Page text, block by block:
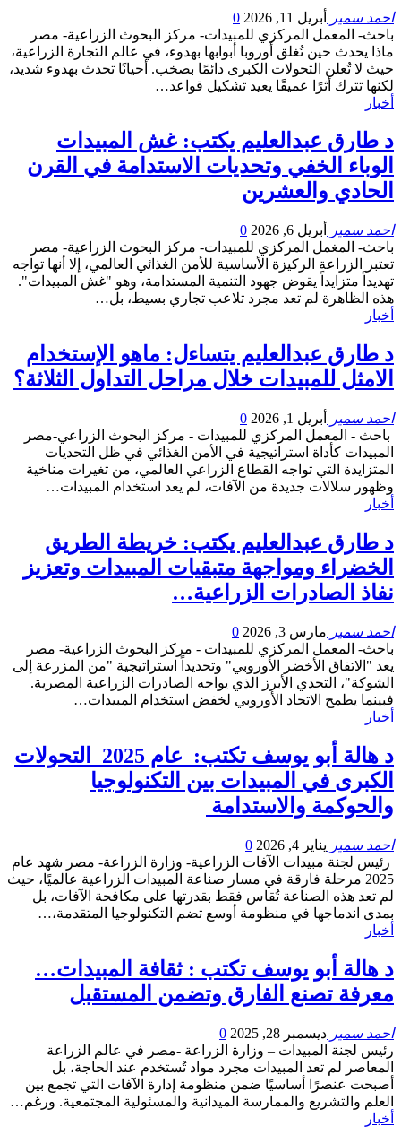
احمد سمير أبريل 11, 2026
0
باحث- المعمل المركزي للمبيدات- مركز البحوث الزراعية- مصر
ماذا يحدث حين تُغلق أوروبا أبوابها بهدوء، في عالم التجارة الزراعية،
حيث لا تُعلن التحولات الكبرى دائمًا بصخب. أحيانًا تحدث بهدوء شديد،
لكنها تترك أثرًا عميقًا يعيد تشكيل قواعد…
أخبار
د طارق عبدالعليم يكتب: غش المبيدات
الوباء الخفي وتحديات الاستدامة في القرن
الحادي والعشرين
احمد سمير أبريل 6, 2026
0
باحث- المغمل المركزي للمبيدات- مركز البحوث الزراعية- مصر
تعتبر الزراعة الركيزة الأساسية للأمن الغذائي العالمي، إلا أنها تواجه
تهديداً متزايداً يقوض جهود التنمية المستدامة، وهو "غش المبيدات".
هذه الظاهرة لم تعد مجرد تلاعب تجاري بسيط، بل…
أخبار
د طارق عبدالعليم يتساءل: ماهو الإستخدام
الامثل للمبيدات خلال مراحل التداول الثلاثة؟
احمد سمير أبريل 1, 2026
0
باحث - المعمل المركزي للمبيدات - مركز البحوث الزراعي-مصر
المبيدات كأداة استراتيجية في الأمن الغذائي في ظل التحديات
المتزايدة التي تواجه القطاع الزراعي العالمي، من تغيرات مناخية
وظهور سلالات جديدة من الآفات، لم يعد استخدام المبيدات…
أخبار
د طارق عبدالعليم يكتب: خريطة الطريق
الخضراء ومواجهة متبقيات المبيدات وتعزيز
نفاذ الصادرات الزراعية…
احمد سمير مارس 3, 2026
0
باحث- المعمل المركزي للمبيدات - مركز البحوث الزراعية- مصر
يعد "الاتفاق الأخضر الأوروبي" وتحديداً استراتيجية "من المزرعة إلى
الشوكة"، التحدي الأبرز الذي يواجه الصادرات الزراعية المصرية.
فبينما يطمح الاتحاد الأوروبي لخفض استخدام المبيدات…
أخبار
د هالة أبو يوسف تكتب: عام 2025 التحولات
الكبرى في المبيدات بين التكنولوجيا
والحوكمة والاستدامة
احمد سمير يناير 4, 2026
0
رئيس لجنة مبيدات الآفات الزراعية- وزارة الزراعة- مصر شهد عام
2025 مرحلة فارقة في مسار صناعة المبيدات الزراعية عالميًا، حيث
لم تعد هذه الصناعة تُقاس فقط بقدرتها على مكافحة الآفات، بل
بمدى اندماجها في منظومة أوسع تضم التكنولوجيا المتقدمة،…
أخبار
د هالة أبو يوسف تكتب : ثقافة المبيدات…
معرفة تصنع الفارق وتضمن المستقبل
احمد سمير ديسمبر 28, 2025
0
رئيس لجنة المبيدات – وزارة الزراعة -مصر في عالم الزراعة
المعاصر لم تعد المبيدات مجرد مواد تُستخدم عند الحاجة، بل
أصبحت عنصرًا أساسيًا ضمن منظومة إدارة الآفات التي تجمع بين
العلم والتشريع والممارسة الميدانية والمسئولية المجتمعية. ورغم…
أخبار